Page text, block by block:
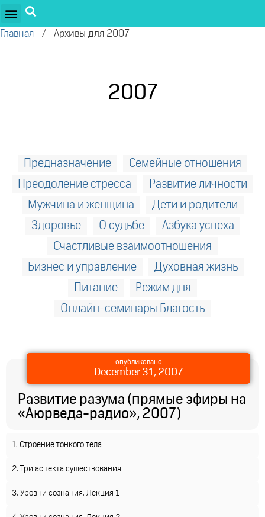
Главная / Архивы для 2007
2007
Предназначение
Семейные отношения
Преодоление стресса
Развитие личности
Мужчина и женщина
Дети и родители
Здоровье
О судьбе
Азбука успеха
Счастливые взаимоотношения
Бизнес и управление
Духовная жизнь
Питание
Режим дня
Онлайн-семинары Благость
опубликовано
December 31, 2007
Развитие разума (прямые эфиры на
«Аюрведа-радио», 2007)
1. Строение тонкого тела
2. Три аспекта существования
3. Уровни сознания. Лекция 1